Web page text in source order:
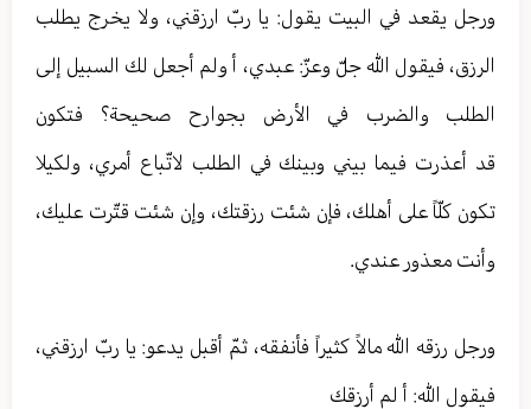
ورجل يقعد في البيت يقول: يا ربّ ارزقني، ولا يخرج يطلب
الرزق، فيقول الله جلّ وعزّ: عبدي، أ ولم أجعل لك السبيل إلى
الطلب والضرب في الأرض بجوارح صحيحة؟ فتكون
قد أعذرت فيما بيني وبينك في الطلب لاتّباع أمري، ولكيلا
تكون كلّاً على أهلك، فإن شئت رزقتك، وإن شئت قتّرت عليك،
وأنت معذور عندي.
ورجل رزقه الله مالاً كثيراً فأنفقه، ثمّ أقبل يدعو: يا ربّ ارزقني،
فيقول الله: أ لم أرزقك